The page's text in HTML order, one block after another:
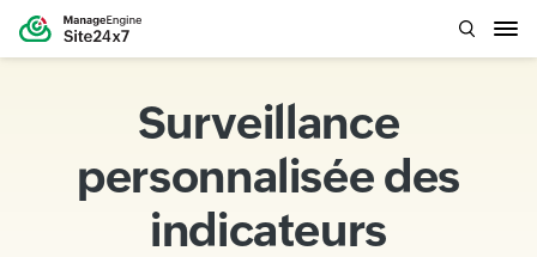
Surveillance
personnalisée des
indicateurs